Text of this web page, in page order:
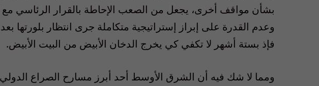
بشأن مواقف أخرى، يجعل من الصعب الإحاطة بالقرار الرئاسي مع
وعدم القدرة على إبراز إستراتيجية متكاملة جرى انتظار بلورتها
فإذ بستة أشهر لا تكفي كي يخرج الدخان الأبيض من البيت الأبيض.
ومما لا شك فيه أن الشرق الأوسط أحد أبرز مسارح الصراع الدولي